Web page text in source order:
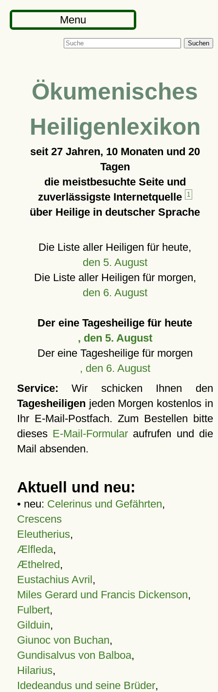
Menu
Suchen
Ökumenisches
Heiligenlexikon
seit 27 Jahren, 10 Monaten und 20
Tagen
die meistbesuchte Seite und
zuverlässigste Internetquelle
1
über Heilige in deutscher Sprache
Die Liste aller Heiligen für heute,
den 5. August
Die Liste aller Heiligen für morgen,
den 6. August
Der eine Tagesheilige für heute
, den 5. August
Der eine Tagesheilige für morgen
, den 6. August
Service: Wir schicken Ihnen den
Tagesheiligen jeden Morgen kostenlos in
Ihr E-Mail-Postfach. Zum Bestellen bitte
dieses E-Mail-Formular aufrufen und die
Mail absenden.
Aktuell und neu:
• neu: Celerinus und Gefährten,
Crescens
Eleutherius,
Ælfleda,
Æthelred,
Eustachius Avril,
Miles Gerard und Francis Dickenson,
Fulbert,
Gilduin,
Giunoc von Buchan,
Gundisalvus von Balboa,
Hilarius,
Idedeandus und seine Brüder,